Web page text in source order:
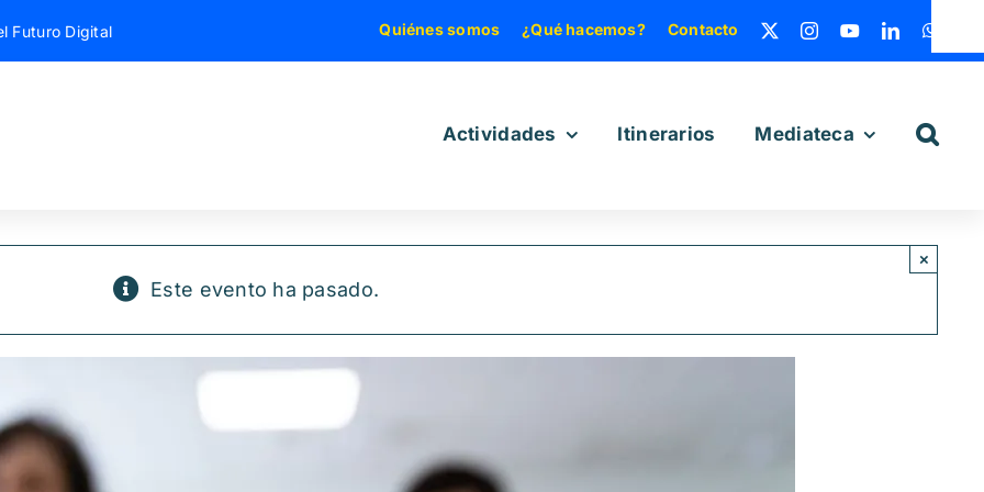
Futuro Digital Quiénes somos ¿Qué hacemos? Contacto
Actividades Itinerarios Mediateca
Este evento ha pasado.
×